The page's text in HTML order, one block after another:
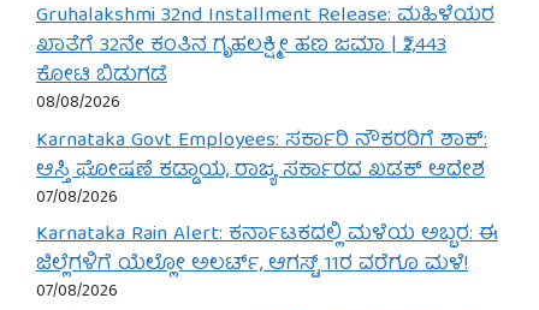
Gruhalakshmi 32nd Installment Release: ಮಹಿಳೆಯರ
ಖಾತೆಗೆ 32ನೇ ಕಂತಿನ ಗೃಹಲಕ್ಷ್ಮೀ ಹಣ ಜಮಾ | ₹2,443
ಕೋಟಿ ಬಿಡುಗಡೆ
08/08/2026
Karnataka Govt Employees: ಸರ್ಕಾರಿ ನೌಕರರಿಗೆ ಶಾಕ್:
ಆಸ್ತಿ ಘೋಷಣೆ ಕಡ್ಡಾಯ, ರಾಜ್ಯ ಸರ್ಕಾರದ ಖಡಕ್ ಆದೇಶ
07/08/2026
Karnataka Rain Alert: ಕರ್ನಾಟಕದಲ್ಲಿ ಮಳೆಯ ಅಬ್ಬರ: ಈ
ಜಿಲ್ಲೆಗಳಿಗೆ ಯೆಲ್ಲೋ ಅಲರ್ಟ್, ಆಗಸ್ಟ್ 11ರ ವರೆಗೂ ಮಳೆ!
07/08/2026